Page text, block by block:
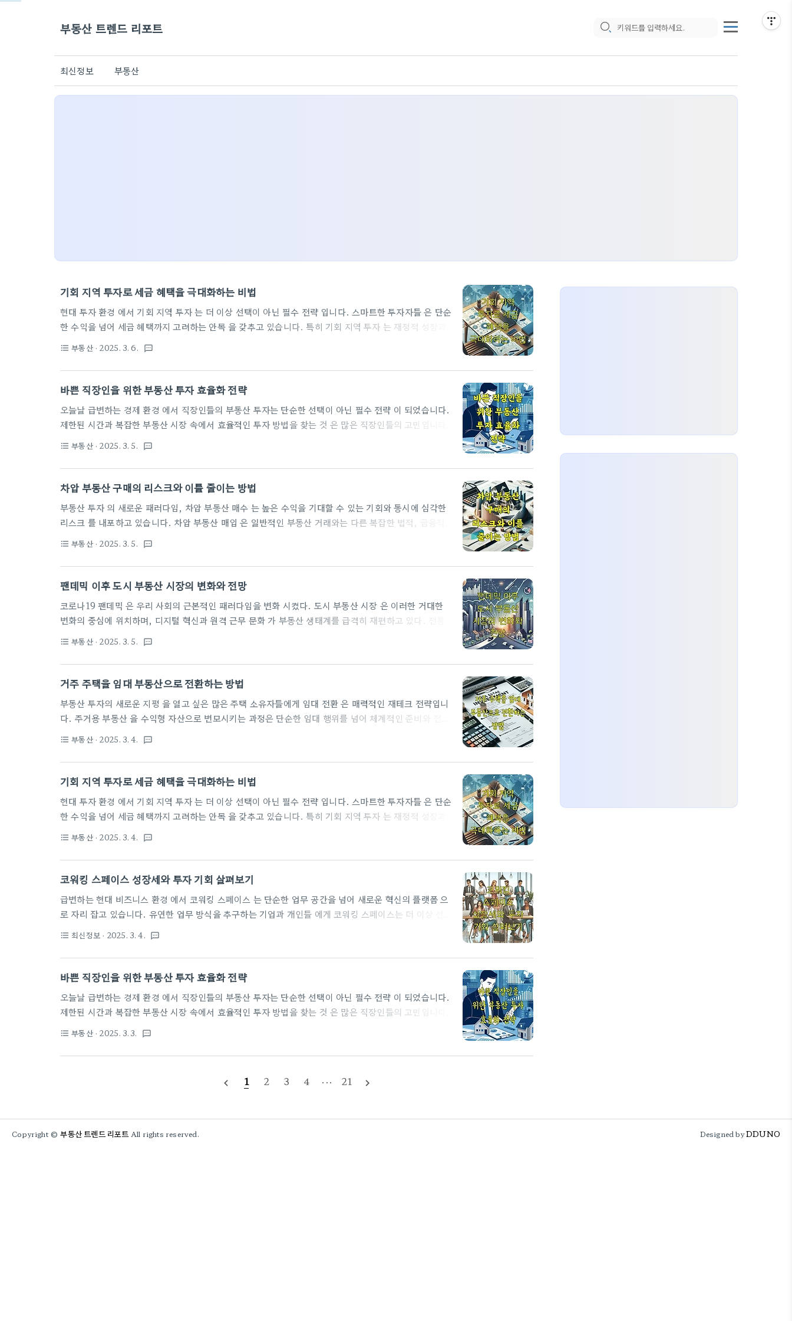
부동산 트렌드 리포트
최신정보 부동산
기회 지역 투자로 세금 혜택을 극대화하는 비법
현대 투자 환경 에서 기회 지역 투자 는 더 이상 선택이 아닌 필수 전략 입니다. 스마트한 투자자들 은 단순
한 수익을 넘어 세금 혜택까지 고려하는 안목 을 갖추고 있습니다. 특히 기회 지역 투자 는 재정적 성장과
과 실질적인 투자 노하우 를 상세히 풀어낼 것입니다. 기회 지역 선정의 핵심 전략 기회 지역 투자 는 단순
한 부동산 매매를 넘어 전략적 접근이 필요한 고급 투자 기법 입니다. 성공적인 투자를 위해서는 다각적인
분석과 정밀한 전략이 핵심 입니다.경제적 잠재력 분석먼저, 기회 지역 선정에 있어 가장 중요한 요소는 경
format_list_bulleted 부동산 · 2025. 3. 6. textsms
바쁜 직장인을 위한 부동산 투자 효율화 전략
오늘날 급변하는 경제 환경 에서 직장인들의 부동산 투자는 단순한 선택이 아닌 필수 전략 이 되었습니다.
제한된 시간과 복잡한 부동산 시장 속에서 효율적인 투자 방법을 찾는 것 은 많은 직장인들의 고민입니다.
습니다. 이 글에서는 최소한의 노력으로 최대의 수익을 창출할 수 있는 혁신적인 투자 전략 을 제시합니
다. 시간 활용을 극대화하는 투자 접근법현대 부동산 투자의 핵심은 효율성 에 있습니다. 바쁜 직장인들이
제한된 시간 속에서 최적의 투자 전략을 수립 하기 위해서는 체계적이고 스마트한 접근법이 필수적입니다.
format_list_bulleted 부동산 · 2025. 3. 5. textsms
차압 부동산 구매의 리스크와 이를 줄이는 방법
부동산 투자 의 새로운 패러다임, 차압 부동산 매수 는 높은 수익을 기대할 수 있는 기회와 동시에 심각한
리스크 를 내포하고 있습니다. 차압 부동산 매입 은 일반적인 부동산 거래와는 다른 복잡한 법적, 금융적
석을 통해 현명한 의사결정을 내리는 것 이 무엇보다 중요합니다. 차압 매물의 숨겨진 위험 요소부동산 투
자의 매력적인 대안으로 떠오른 차압 매물 , 그 이면에 도사리고 있는 위험 요소들을 주의깊게 살펴봐야 합
니다. 일반적인 부동산 거래와는 판이하게 다른 차압 부동산의 복잡한 메커니즘 은 투자자들에게 상당한
format_list_bulleted 부동산 · 2025. 3. 5. textsms
팬데믹 이후 도시 부동산 시장의 변화와 전망
코로나19 팬데믹 은 우리 사회의 근본적인 패러다임을 변화 시켰다. 도시 부동산 시장 은 이러한 거대한
변화의 중심에 위치하며, 디지털 혁신과 원격 근무 문화 가 부동산 생태계를 급격히 재편하고 있다. 전통적
동산 시장에 혁신적인 기회를 제시하고 있다. 이러한 급변하는 환경 속에서 투자자와 소비자들은 더욱 유
연하고 스마트한 접근법 을 요구받고 있다. 원격 근무의 확산과 주거 공간 선호도 변화 팬데믹 은 전 세계
노동 생태계를 근본적으로 재구조화 했으며, 특히 부동산 시장에 혁명적인 변화 를 가져왔습니다. 2020
format_list_bulleted 부동산 · 2025. 3. 5. textsms
거주 주택을 임대 부동산으로 전환하는 방법
부동산 투자의 새로운 지평 을 열고 싶은 많은 주택 소유자들에게 임대 전환 은 매력적인 재테크 전략입니
다. 주거용 부동산 을 수익형 자산으로 변모시키는 과정은 단순한 임대 행위를 넘어 체계적인 준비와 전문
시장 가치 평가, 효율적인 관리 전략 등 다각도의 접근이 요구됩니다. 임대 전환을 위한 법적 준비사항부
동산 임대는 단순한 재테크 전략이 아닌 복잡한 법적 절차를 요구하는 중요한 투자 영역 입니다. 성공적인
주택 임대를 위해서는 철저한 법적 준비가 필수적입니다.먼저, 주택을 임대 물건으로 전환하기 위해서는
format_list_bulleted 부동산 · 2025. 3. 4. textsms
기회 지역 투자로 세금 혜택을 극대화하는 비법
현대 투자 환경 에서 기회 지역 투자 는 더 이상 선택이 아닌 필수 전략 입니다. 스마트한 투자자들 은 단순
한 수익을 넘어 세금 혜택까지 고려하는 안목 을 갖추고 있습니다. 특히 기회 지역 투자 는 재정적 성장과
과 실질적인 투자 노하우 를 상세히 풀어낼 것입니다. 기회 지역 선정의 핵심 전략 기회 지역 투자 는 단순
한 부동산 매매를 넘어 전략적 접근이 필요한 고급 투자 기법 입니다. 성공적인 투자를 위해서는 다각적인
분석과 정밀한 전략이 핵심 입니다.경제적 잠재력 분석먼저, 기회 지역 선정에 있어 가장 중요한 요소는 경
format_list_bulleted 부동산 · 2025. 3. 4. textsms
코워킹 스페이스 성장세와 투자 기회 살펴보기
급변하는 현대 비즈니스 환경 에서 코워킹 스페이스 는 단순한 업무 공간을 넘어 새로운 혁신의 플랫폼 으
로 자리 잡고 있습니다. 유연한 업무 방식을 추구하는 기업과 개인들 에게 코워킹 스페이스는 더 이상 선택
근본적으로 변화시키고 있으며, 스타트업부터 대기업 에 이르기까지 다양한 기업들의 관심을 받고 있습니
다. 글로벌 코워킹 스페이스 시장 동향최근 몇 년간 코워킹 스페이스 시장은 놀라운 성장세 를 보이고 있
습니다. 글로벌 시장 분석에 따르면, 2022년 기준 코워킹 스페이스 시장 규모는 약 232억 달러에 달하며,
format_list_bulleted 최신정보 · 2025. 3. 4. textsms
바쁜 직장인을 위한 부동산 투자 효율화 전략
오늘날 급변하는 경제 환경 에서 직장인들의 부동산 투자는 단순한 선택이 아닌 필수 전략 이 되었습니다.
제한된 시간과 복잡한 부동산 시장 속에서 효율적인 투자 방법을 찾는 것 은 많은 직장인들의 고민입니다.
습니다. 이 글에서는 최소한의 노력으로 최대의 수익을 창출할 수 있는 혁신적인 투자 전략 을 제시합니
다. 시간 활용을 극대화하는 투자 접근법현대 부동산 투자의 핵심은 효율성 에 있습니다. 바쁜 직장인들이
데이터 기반 의사결정투자 시간 관리의 첫 번째 핵심 전략은 데..
format_list_bulleted 부동산 · 2025. 3. 3. textsms
navigate_before 1 2 3 4 ··· 21 navigate_next
Copyright ©부동산 트렌드 리포트 All rights reserved. Designed byDDUNO